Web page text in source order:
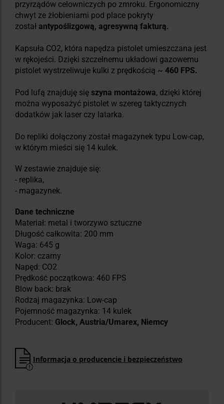
przyrządów celowniczych po zmroku. Ergonomiczny
chwyt ze żłobieniami pod place pokryty
został antypoślizgową, agresywną fakturą.
Kapsuła CO2, która napędza pistolet umieszczana jest
w rękojeści. Dzięki szczelnemu układowi gazowemu
pistolet wystrzeliwuje kulki z prędkością ~ 460 FPS.
Pod lufą znajduję się szyna montażowa, dzięki której
można wyposażyć pistolet w szereg taktycznych
dodatków jak laser czy latarka.
Do repliki dołączony został magazynek typu Low-cap,
w którym mieści się 14 kulek.
W zestawie znajduje się:
- replika,
- magazynek.
Dane techniczne
Materiał: metal i tworzywo sztuczne
Długość całkowita: 200 mm
Waga: 645 g
Kolor: czarny
Napęd: CO2
Prędkość początkowa: 460 FPS
Blow back: brak
Rodzaj magazynka: Low-cap
Pojemność magazynka: 14 kulek
Producent: Glock, Austria/Umarex, Niemcy
Informacja o producencie i bezpieczeństwo